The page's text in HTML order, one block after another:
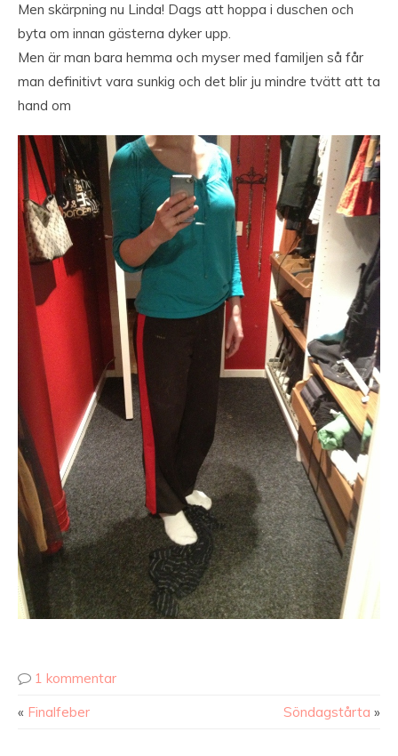
Men skärpning nu Linda! Dags att hoppa i duschen och
byta om innan gästerna dyker upp.
Men är man bara hemma och myser med familjen så får
man definitivt vara sunkig och det blir ju mindre tvätt att ta
hand om
1 kommentar
« Finalfeber Söndagstårta »